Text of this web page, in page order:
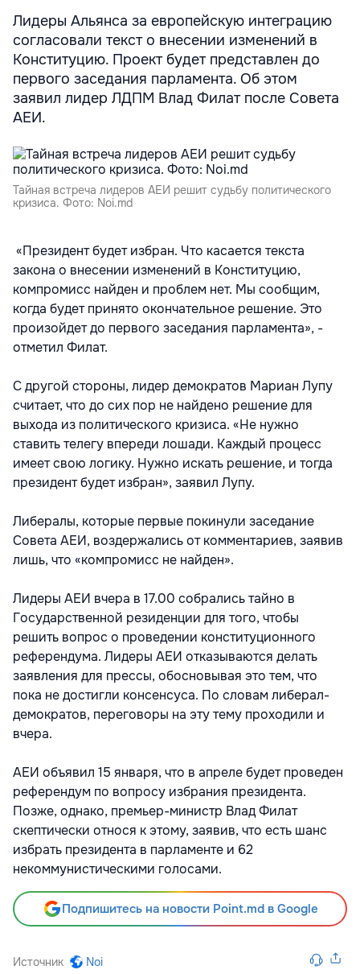
Лидеры Альянса за европейскую интеграцию
согласовали текст о внесении изменений в
Конституцию. Проект будет представлен до
первого заседания парламента. Об этом
заявил лидер ЛДПМ Влад Филат после Совета
АЕИ.
Тайная встреча лидеров АЕИ решит судьбу политического
кризиса. Фото: Noi.md
«Президент будет избран. Что касается текста
закона о внесении изменений в Конституцию,
компромисс найден и проблем нет. Мы сообщим,
когда будет принято окончательное решение. Это
произойдет до первого заседания парламента», -
отметил Филат.
С другой стороны, лидер демократов Мариан Лупу
считает, что до сих пор не найдено решение для
выхода из политического кризиса. «Не нужно
ставить телегу впереди лошади. Каждый процесс
имеет свою логику. Нужно искать решение, и тогда
президент будет избран», заявил Лупу.
Либералы, которые первые покинули заседание
Совета АЕИ, воздержались от комментариев, заявив
лишь, что «компромисс не найден».
Лидеры АЕИ вчера в 17.00 собрались тайно в
Государственной резиденции для того, чтобы
решить вопрос о проведении конституционного
референдума. Лидеры АЕИ отказываются делать
заявления для прессы, обосновывая это тем, что
пока не достигли консенсуса. По словам либерал-
демократов, переговоры на эту тему проходили и
вчера.
АЕИ объявил 15 января, что в апреле будет проведен
референдум по вопросу избрания президента.
Позже, однако, премьер-министр Влад Филат
скептически относя к этому, заявив, что есть шанс
избрать президента в парламенте и 62
некоммунистическими голосами.
Подпишитесь на новости Point.md в Google
Источник Noi